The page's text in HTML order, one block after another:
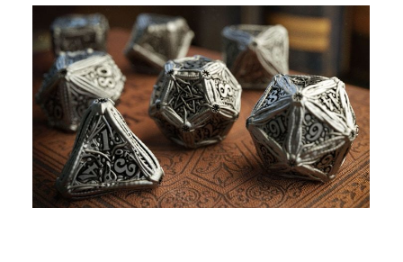
Bildergalerie überspringen